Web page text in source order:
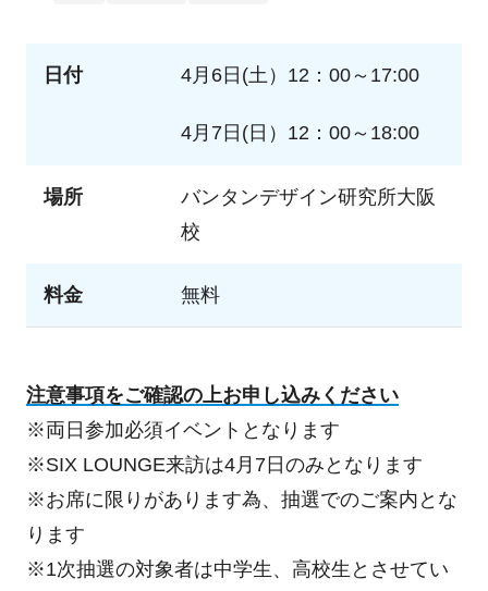
日付 4月6日(土）12：00～17:00
4月7日(日）12：00～18:00
場所
バンタンデザイン研究所大阪
校
料金 無料
注意事項をご確認の上お申し込みください
※両日参加必須イベントとなります
※SIX LOUNGE来訪は4月7日のみとなります
※お席に限りがあります為、抽選でのご案内とな
ります
※1次抽選の対象者は中学生、高校生とさせてい